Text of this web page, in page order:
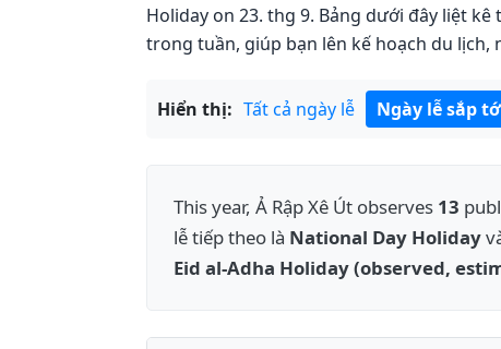
Holiday on 23. thg 9. Bảng dưới đây liệt
trong tuần, giúp bạn lên kế hoạch du lịch,
Hiển thị: Tất cả ngày lễ Ngày lễ sắp
This year, Ả Rập Xê Út observes 13
lễ tiếp theo là National Day Holiday
Eid al-Adha Holiday (observed,